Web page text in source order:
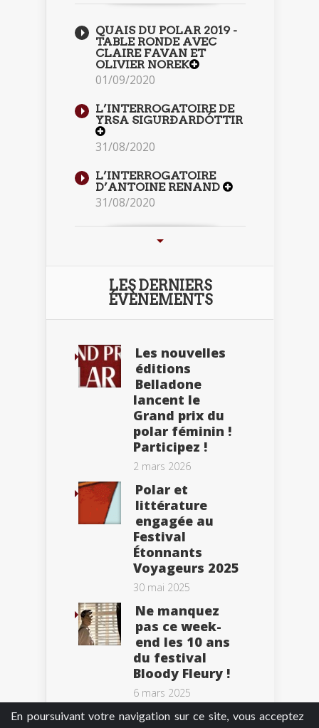
En poursuivant votre navigation sur ce site, vous acceptez
QUAIS DU POLAR 2019 -
TABLE RONDE AVEC
CLAIRE FAVAN ET
OLIVIER NOREK
01/09/2020
L’INTERROGATOIRE DE
YRSA SIGURÐARDÓTTIR
31/08/2020
L’INTERROGATOIRE
D’ANTOINE RENAND
31/08/2020
LES DERNIERS
ÉVÈNEMENTS
Les nouvelles
éditions
Belladone
lancent le
Grand prix du
polar féminin !
Participez !
2 mars 2026
Polar et
littérature
engagée au
Festival
Étonnants
Voyageurs 2025
30 mai 2025
Ne manquez
pas ce week-
end les 10 ans
du festival
Bloody Fleury !
6 mars 2025